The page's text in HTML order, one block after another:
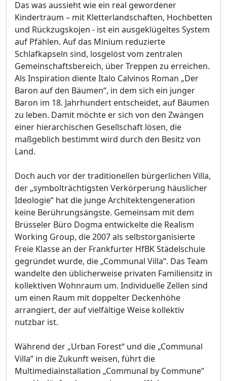
Das was aussieht wie ein real gewordener
Kindertraum – mit Kletterlandschaften, Hochbetten
und Rückzugskojen - ist ein ausgeklügeltes System
auf Pfählen. Auf das Minium reduzierte
Schlafkapseln sind, losgelöst vom zentralen
Gemeinschaftsbereich, über Treppen zu erreichen.
Als Inspiration diente Italo Calvinos Roman „Der
Baron auf den Bäumen“, in dem sich ein junger
Baron im 18. Jahrhundert entscheidet, auf Bäumen
zu leben. Damit möchte er sich von den Zwängen
einer hierarchischen Gesellschaft lösen, die
maßgeblich bestimmt wird durch den Besitz von
Land.
Doch auch vor der traditionellen bürgerlichen Villa,
der „symbolträchtigsten Verkörperung häuslicher
Ideologie“ hat die junge Architektengeneration
keine Berührungsängste. Gemeinsam mit dem
Brüsseler Büro Dogma entwickelte die Realism
Working Group, die 2007 als selbstorganisierte
Freie Klasse an der Frankfurter HfBK Städelschule
gegründet wurde, die „Communal Villa“. Das Team
wandelte den üblicherweise privaten Familiensitz in
kollektiven Wohnraum um. Individuelle Zellen sind
um einen Raum mit doppelter Deckenhöhe
arrangiert, der auf vielfältige Weise kollektiv
nutzbar ist.
Während der „Urban Forest“ und die „Communal
Villa“ in die Zukunft weisen, führt die
Multimediainstallation „Communal by Commune“